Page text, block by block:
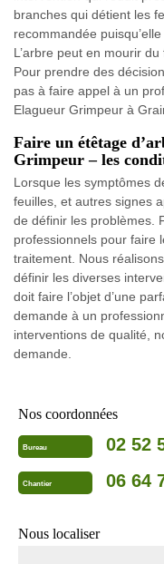
branches qui détient les
recommandée
L’arbre peut en mourir
Pour prendre des
pas à faire appel à un
Elagueur Grimpeur à
Faire un étêtage
Grimpeur – les
Lorsque les symptômes
feuilles, et autres signes
de définir les problèmes.
professionnels pour faire
traitement. Nous
définir les diverses
doit faire l’objet d’une
demande à un
interventions de qualité,
demande.
Nos coordonnées
Bureau 02 52
Chantier 06 64
Nous localiser